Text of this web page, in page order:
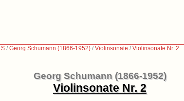
S /Georg Schumann (1866-1952) /Violinsonate /Violinsonate Nr. 2
Georg Schumann (1866-1952)
Violinsonate Nr. 2